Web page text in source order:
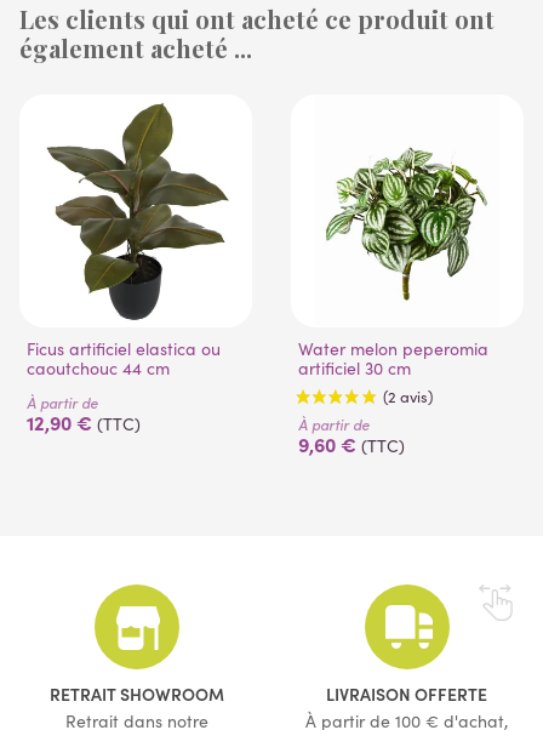
Les clients qui ont acheté ce produit ont
également acheté ...
Ficus artificiel elastica ou
caoutchouc 44 cm
À partir de
12,90 € (TTC)
Water melon peperomia
artificiel 30 cm
(2 avis)
À partir de
9,60 € (TTC)
RETRAIT SHOWROOM
Retrait dans notre
LIVRAISON OFFERTE
À partir de 100 € d'achat,